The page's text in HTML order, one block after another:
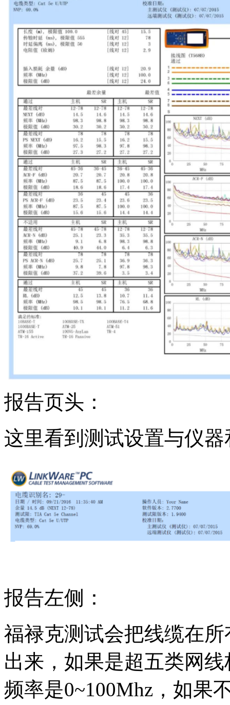
报告页头：
这里看到测试设置与仪
报告左侧：
福禄克测试会把线缆在
出来，如果是超五类网
频率是0~100Mhz，如果